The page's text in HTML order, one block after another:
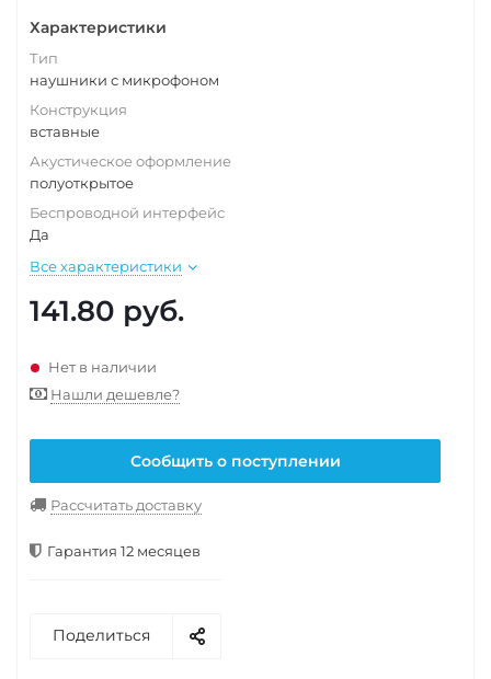
Характеристики
Тип
наушники с микрофоном
Конструкция
вставные
Акустическое оформление
полуоткрытое
Беспроводной интерфейс
Да
Все характеристики
141.80 руб.
Нет в наличии
Нашли дешевле?
Сообщить о поступлении
Рассчитать доставку
Гарантия 12 месяцев
Поделиться